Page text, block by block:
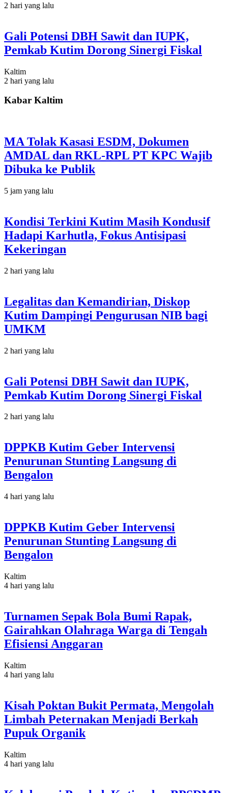
2 hari yang lalu
Gali Potensi DBH Sawit dan IUPK,
Pemkab Kutim Dorong Sinergi Fiskal
Kaltim
2 hari yang lalu
Kabar Kaltim
MA Tolak Kasasi ESDM, Dokumen
AMDAL dan RKL-RPL PT KPC Wajib
Dibuka ke Publik
5 jam yang lalu
Kondisi Terkini Kutim Masih Kondusif
Hadapi Karhutla, Fokus Antisipasi
Kekeringan
2 hari yang lalu
Legalitas dan Kemandirian, Diskop
Kutim Dampingi Pengurusan NIB bagi
UMKM
2 hari yang lalu
Gali Potensi DBH Sawit dan IUPK,
Pemkab Kutim Dorong Sinergi Fiskal
2 hari yang lalu
DPPKB Kutim Geber Intervensi
Penurunan Stunting Langsung di
Bengalon
4 hari yang lalu
DPPKB Kutim Geber Intervensi
Penurunan Stunting Langsung di
Bengalon
Kaltim
4 hari yang lalu
Turnamen Sepak Bola Bumi Rapak,
Gairahkan Olahraga Warga di Tengah
Efisiensi Anggaran
Kaltim
4 hari yang lalu
Kisah Poktan Bukit Permata, Mengolah
Limbah Peternakan Menjadi Berkah
Pupuk Organik
Kaltim
4 hari yang lalu